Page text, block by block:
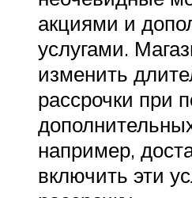
акциями и
услугами.
изменить
рассрочки при
например,
включить эти